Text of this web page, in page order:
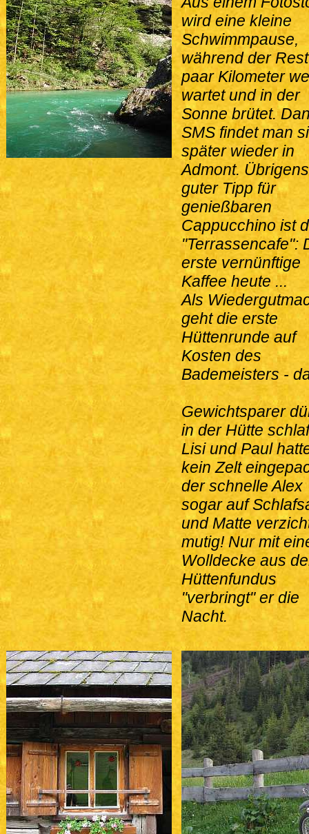
wird eine kleine
Schwimmpause,
während der
paar Kilometer
wartet und in der
Sonne brütet.
SMS findet man
später wieder in
Admont.
guter Tipp für
genießbaren
Cappucchino ist
"Terrassencafe":
erste vernünftige
Kaffee heute ...
Als
geht die erste
Hüttenrunde auf
Kosten des
Bademeisters -
Gewichtsparer
in der Hütte
Lisi und Paul
kein Zelt
der schnelle Alex
sogar auf
und Matte
mutig! Nur mit
Wolldecke aus
Hüttenfundus
"verbringt" er die
Nacht.